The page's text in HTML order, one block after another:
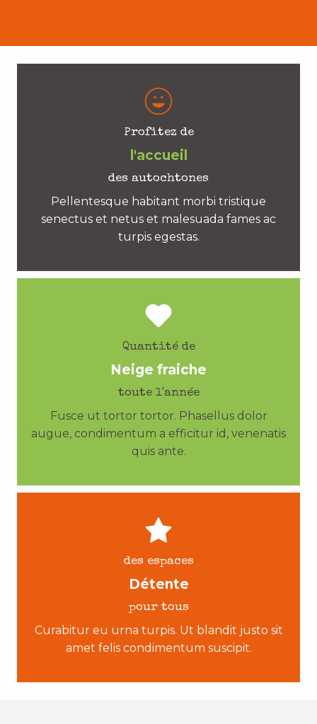
Profitez de
l'accueil
des autochtones
Pellentesque habitant morbi tristique
senectus et netus et malesuada fames ac
turpis egestas.
Quantité de
Neige fraiche
toute l'année
Fusce ut tortor tortor. Phasellus dolor
augue, condimentum a efficitur id, venenatis
quis ante.
des espaces
Détente
pour tous
Curabitur eu urna turpis. Ut blandit justo sit
amet felis condimentum suscipit.